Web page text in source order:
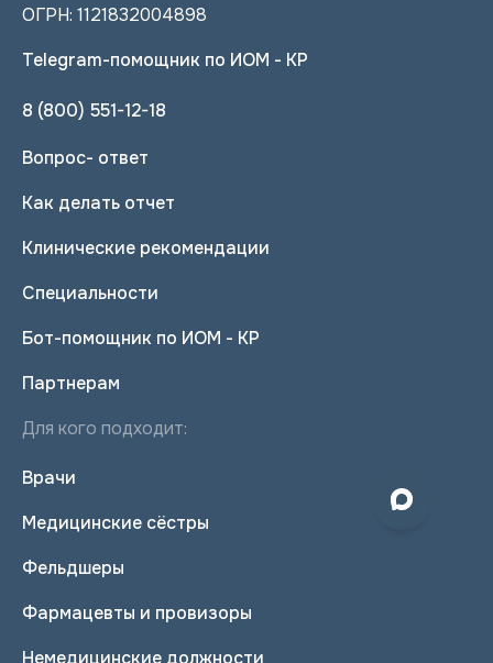
ОГРН: 1121832004898
Telegram-помощник по ИОМ - КР
8 (800) 551-12-18
Вопрос- ответ
Как делать отчет
Клинические рекомендации
Специальности
Бот-помощник по ИОМ - КР
Партнерам
Для кого подходит:
Врачи
Медицинские сёстры
Фельдшеры
Фармацевты и провизоры
Немедицинские должности